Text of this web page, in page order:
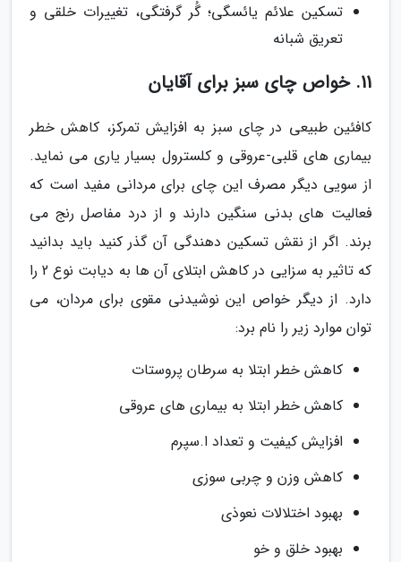
تسکین علائم یائسگی؛ گُر گرفتگی، تغییرات خلقی و
تعریق شبانه
11. خواص چای سبز برای آقایان
کافئین طبیعی در چای سبز به افزایش تمرکز، کاهش خطر
بیماری های قلبی-عروقی و کلسترول بسیار یاری می نماید.
از سویی دیگر مصرف این چای برای مردانی مفید است که
فعالیت های بدنی سنگین دارند و از درد مفاصل رنج می
برند. اگر از نقش تسکین دهندگی آن گذر کنید باید بدانید
که تاثیر به سزایی در کاهش ابتلای آن ها به دیابت نوع 2 را
دارد. از دیگر خواص این نوشیدنی مقوی برای مردان، می
توان موارد زیر را نام برد:
کاهش خطر ابتلا به سرطان پروستات
کاهش خطر ابتلا به بیماری های عروقی
افزایش کیفیت و تعداد ا.سپرم
کاهش وزن و چربی سوزی
بهبود اختلالات نعوذی
بهبود خلق و خو